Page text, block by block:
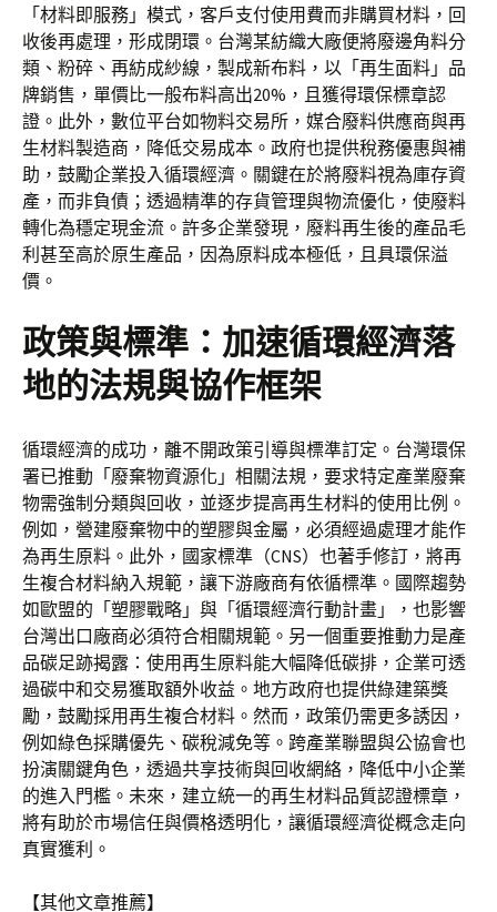
「材料即服務」模式，客戶支付使用費而非購買材料，回
收後再處理，形成閉環。台灣某紡織大廠便將廢邊角料分
類、粉碎、再紡成紗線，製成新布料，以「再生面料」品
牌銷售，單價比一般布料高出20%，且獲得環保標章認
證。此外，數位平台如物料交易所，媒合廢料供應商與再
生材料製造商，降低交易成本。政府也提供稅務優惠與補
助，鼓勵企業投入循環經濟。關鍵在於將廢料視為庫存資
產，而非負債；透過精準的存貨管理與物流優化，使廢料
轉化為穩定現金流。許多企業發現，廢料再生後的產品毛
利甚至高於原生產品，因為原料成本極低，且具環保溢
價。
政策與標準：加速循環經濟落
地的法規與協作框架
循環經濟的成功，離不開政策引導與標準訂定。台灣環保
署已推動「廢棄物資源化」相關法規，要求特定產業廢棄
物需強制分類與回收，並逐步提高再生材料的使用比例。
例如，營建廢棄物中的塑膠與金屬，必須經過處理才能作
為再生原料。此外，國家標準（CNS）也著手修訂，將再
生複合材料納入規範，讓下游廠商有依循標準。國際趨勢
如歐盟的「塑膠戰略」與「循環經濟行動計畫」，也影響
台灣出口廠商必須符合相關規範。另一個重要推動力是產
品碳足跡揭露：使用再生原料能大幅降低碳排，企業可透
過碳中和交易獲取額外收益。地方政府也提供綠建築獎
勵，鼓勵採用再生複合材料。然而，政策仍需更多誘因，
例如綠色採購優先、碳稅減免等。跨產業聯盟與公協會也
扮演關鍵角色，透過共享技術與回收網絡，降低中小企業
的進入門檻。未來，建立統一的再生材料品質認證標章，
將有助於市場信任與價格透明化，讓循環經濟從概念走向
真實獲利。
【其他文章推薦】